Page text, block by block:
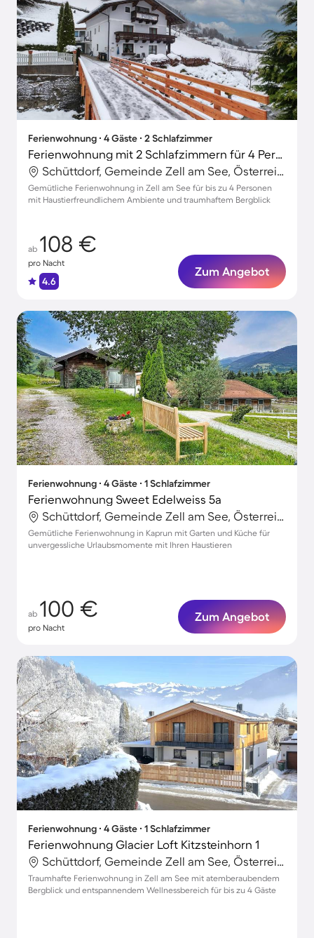
Ferienwohnung ∙ 4 Gäste ∙ 2 Schlafzimmer
Ferienwohnung mit 2 Schlafzimmern für 4 Personen
Schüttdorf, Gemeinde Zell am See, Österreich
Gemütliche Ferienwohnung in Zell am See für bis zu 4 Personen
mit Haustierfreundlichem Ambiente und traumhaftem Bergblick
ab 108 €
pro Nacht
4.6
Zum Angebot
Ferienwohnung ∙ 4 Gäste ∙ 1 Schlafzimmer
Ferienwohnung Sweet Edelweiss 5a
Schüttdorf, Gemeinde Zell am See, Österreich
Gemütliche Ferienwohnung in Kaprun mit Garten und Küche für
unvergessliche Urlaubsmomente mit Ihren Haustieren
ab 100 €
pro Nacht
Zum Angebot
Ferienwohnung ∙ 4 Gäste ∙ 1 Schlafzimmer
Ferienwohnung Glacier Loft Kitzsteinhorn 1
Schüttdorf, Gemeinde Zell am See, Österreich
Traumhafte Ferienwohnung in Zell am See mit atemberaubendem
Bergblick und entspannendem Wellnessbereich für bis zu 4 Gäste